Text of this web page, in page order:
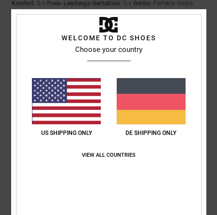
Komfort: 5/5 Preis-Leistungs-Verhältnis: 5/5 Größe: Perfekte Größe
Material: 5 Farbe: 5
5/5
9. Juli 2026
Ein sehr guter Preis
Original anzeigen - Castellano
Komfort: 4/5 Preis-Leistungs-Verhältnis
Material: 4 Farbe: 5
Ich empfehle dieses Produkt
WELCOME TO DC SHOES
Choose your country
US SHIPPING ONLY DE SHIPPING ONLY
VIEW ALL COUNTRIES